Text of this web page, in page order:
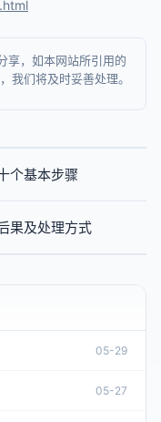
享，如本网站所引用的
我们将及时妥善处理。
个基本步骤
果及处理方式
05-29
05-27